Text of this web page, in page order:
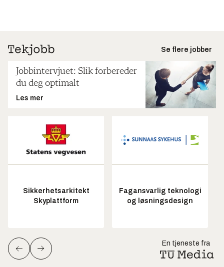
Se flere jobber
Jobbintervjuet: Slik forbereder
du deg optimalt
Les mer
Sikkerhetsarkitekt
Skyplattform
Fagansvarlig teknologi
og løsningsdesign
En tjeneste fra